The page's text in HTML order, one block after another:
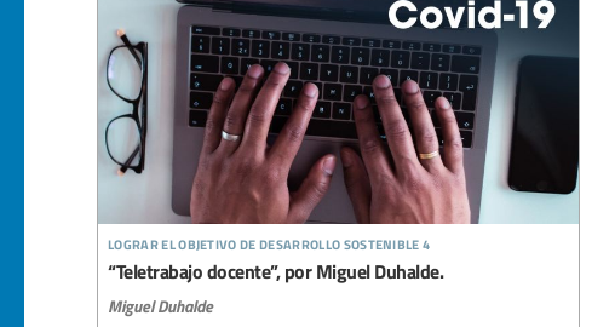
lograr el objetivo de desarrollo sostenible 4
“Teletrabajo docente”, por Miguel Duhalde.
Miguel Duhalde